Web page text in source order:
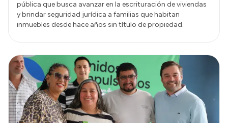
pública que busca avanzar en la escrituración de viviendas
y brindar seguridad jurídica a familias que habitan
inmuebles desde hace años sin título de propiedad.